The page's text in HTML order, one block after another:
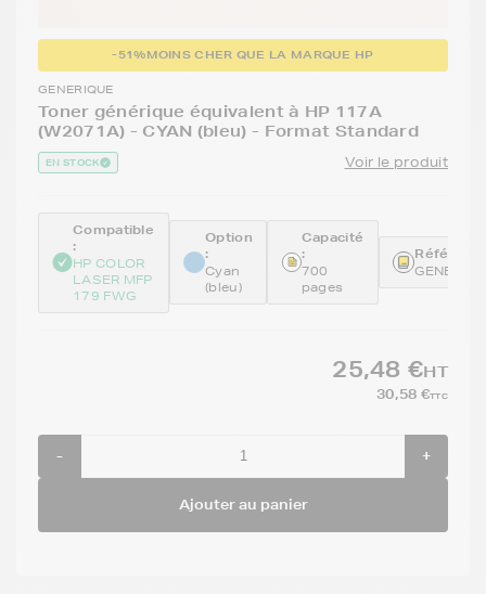
-51%MOINS CHER QUE LA MARQUE HP
GENERIQUE
Toner générique équivalent à HP 117A
(W2071A) - CYAN (bleu) - Format Standard
EN STOCK Voir le produit
Compatible
:
HP COLOR
LASER MFP
179 FWG
Option
:
Cyan
(bleu)
Capacité
:
700
pages
25,48 €HT
30,58 €TTC
- +
Ajouter au panier